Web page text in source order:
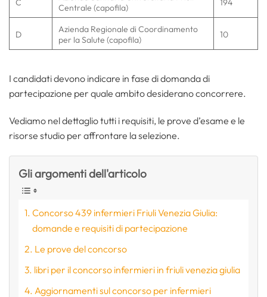
Centrale (capofila)
D
Azienda Regionale di Coordinamento
per la Salute (capofila)
10
I candidati devono indicare in fase di domanda di
partecipazione per quale ambito desiderano concorrere.
Vediamo nel dettaglio tutti i requisiti, le prove d’esame e le
risorse studio per affrontare la selezione.
Gli argomenti dell'articolo
Concorso 439 infermieri Friuli Venezia Giulia:
domande e requisiti di partecipazione
Le prove del concorso
libri per il concorso infermieri in friuli venezia giulia
Aggiornamenti sul concorso per infermieri